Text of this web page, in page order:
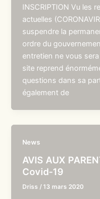
INSCRIPTION Vu les
actuelles
suspendre la
ordre du
entretien ne vous
site reprend
questions dans sa
également de
News
AVIS AUX
Covid-19
Driss /13 mars 2020